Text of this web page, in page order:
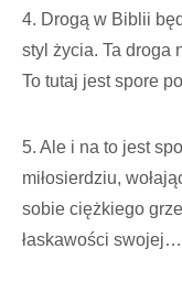
4. Drogą w Biblii
styl życia. Ta droga
To tutaj jest spore
5. Ale i na to jest
miłosierdziu,
sobie ciężkiego
łaskawości